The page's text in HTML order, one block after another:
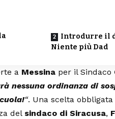
Introdurre il
Niente più Dad
a Messina per il Sindaco
nessuna ordinanza di
“. Una scelta
del sindaco di Siracusa,